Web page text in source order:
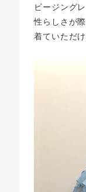
ビージング
性らしさが
着ていただ